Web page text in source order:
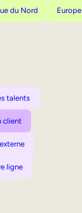
du Nord Europe
talents
client
ligne